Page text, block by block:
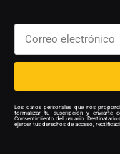
Los datos personales que nos
formalizar tu suscripción y enviarte
Consentimiento del usuario.
ejercer tus derechos de acceso,